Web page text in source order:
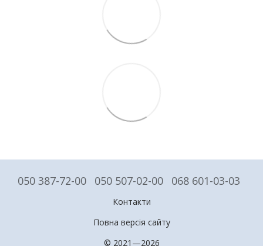
050 387-72-00 050 507-02-00 068 601-03-03
Контакти
Повна версія сайту
© 2021—2026